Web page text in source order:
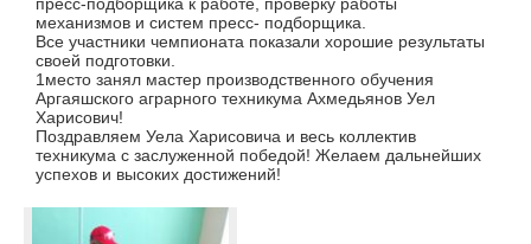
пресс-подборщика к работе, проверку работы
механизмов и систем пресс- подборщика.
Все участники чемпионата показали хорошие результаты
своей подготовки.
1место занял мастер производственного обучения
Аргаяшского аграрного техникума Ахмедьянов Уел
Харисович!
Поздравляем Уела Харисовича и весь коллектив
техникума с заслуженной победой! Желаем дальнейших
успехов и высоких достижений!